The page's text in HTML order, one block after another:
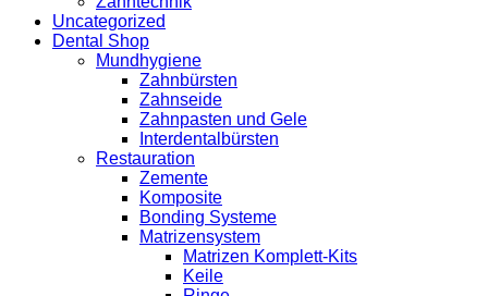
Uncategorized
Dental Shop
Mundhygiene
Zahnbürsten
Zahnseide
Zahnpasten und Gele
Interdentalbürsten
Restauration
Zemente
Komposite
Bonding Systeme
Matrizensystem
Matrizen Komplett-Kits
Keile